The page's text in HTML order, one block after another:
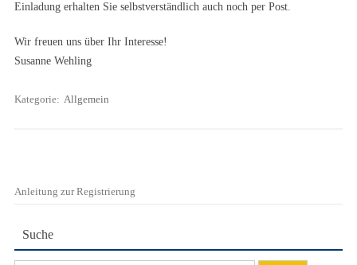
Einladung erhalten Sie selbstverständlich auch noch per Post.
Wir freuen uns über Ihr Interesse!
Susanne Wehling
Kategorie: Allgemein
Anleitung zur Registrierung
Suche